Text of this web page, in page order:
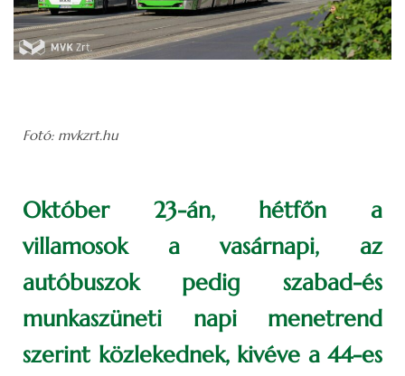
Fotó: mvkzrt.hu
Október 23-án, hétfőn a
villamosok a vasárnapi, az
autóbuszok pedig szabad-és
munkaszüneti napi menetrend
szerint közlekednek, kivéve a 44-es